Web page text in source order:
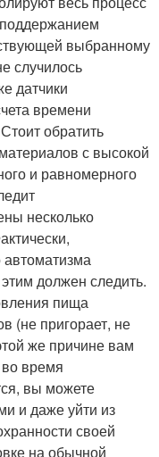
выбранному
случилось
датчики
времени
обратить
с высокой
и равномерного
несколько
должен следить.
пища
(не пригорает, не
же причине вам
время
вы можете
и даже уйти из
своей
на обычной